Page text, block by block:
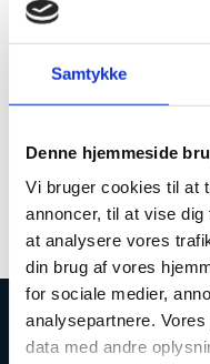
Samtykke
Denne hjemmeside
Vi bruger cookies til at
annoncer, til at vise
at analysere vores
din brug af vores
for sociale medier,
analysepartnere.
data med andre
Du vil stadig
supporten, men
sagen vil blive
God sommer!
Uddannelses-